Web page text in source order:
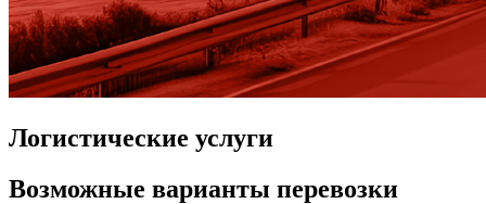
Логистические услуги
Возможные варианты перевозки